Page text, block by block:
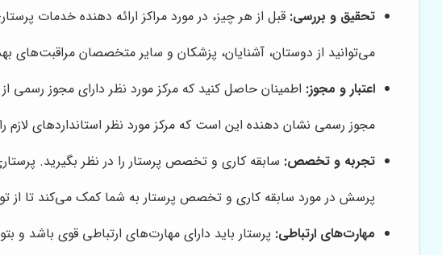
تحقیق و بررسی: قبل از هر چیز، در مورد مراکز ارائه دهنده خدمات
می‌توانید از دوستان، آشنایان، پزشکان و سایر متخصصان مراقبت‌های
اعتبار و مجوز: اطمینان حاصل کنید که مرکز مورد نظر دارای مجوز رسمی
مجوز رسمی نشان دهنده این است که مرکز مورد نظر استانداردهای
تجربه و تخصص: سابقه کاری و تخصص پرستار را در نظر بگیرید.
پرسش در مورد سابقه کاری و تخصص پرستار به شما کمک می‌کند تا از
مهارت‌های ارتباطی: پرستار باید دارای مهارت‌های ارتباطی قوی باشد و